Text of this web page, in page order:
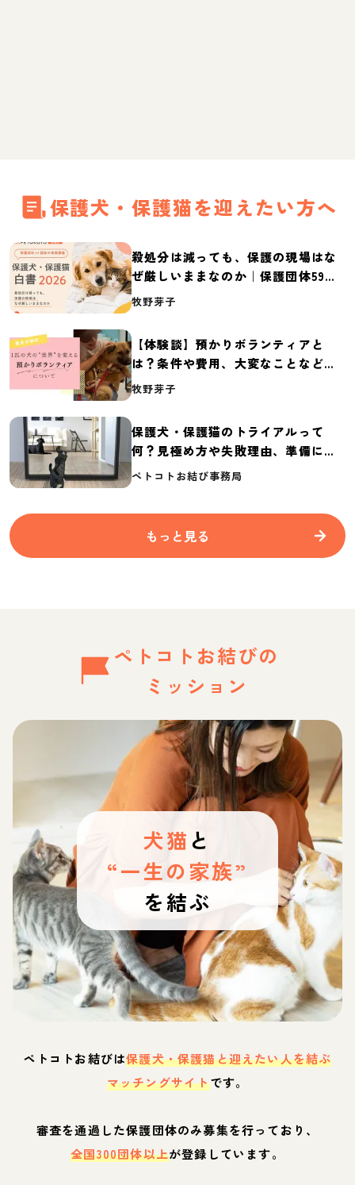
保護犬・保護猫を迎えたい方へ
殺処分は減っても、保護の現場はな
ぜ厳しいままなのか｜保護団体59団
体の実態調査【保護犬・保護猫白書
牧野芽子
【体験談】預かりボランティアと
は？条件や費用、大変なことなど紹
介
牧野芽子
保護犬・保護猫のトライアルって
何？見極め方や失敗理由、準備に必
要なものを紹介
ペトコトお結び事務局
もっと見る
ペトコトお結びの
ミッション
犬猫 と
“一生の家族”
を結ぶ
ペトコトお結びは保護犬・保護猫と迎えたい人を結ぶ
マッチングサイトです。
審査を通過した保護団体のみ募集を行っており、
全国300団体以上が登録しています。